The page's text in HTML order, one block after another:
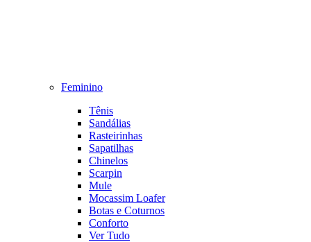
Feminino
Tênis
Sandálias
Rasteirinhas
Sapatilhas
Chinelos
Scarpin
Mule
Mocassim Loafer
Botas e Coturnos
Conforto
Ver Tudo